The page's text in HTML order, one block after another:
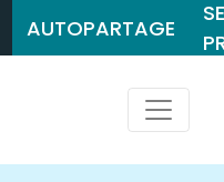
AUTOPARTAGE